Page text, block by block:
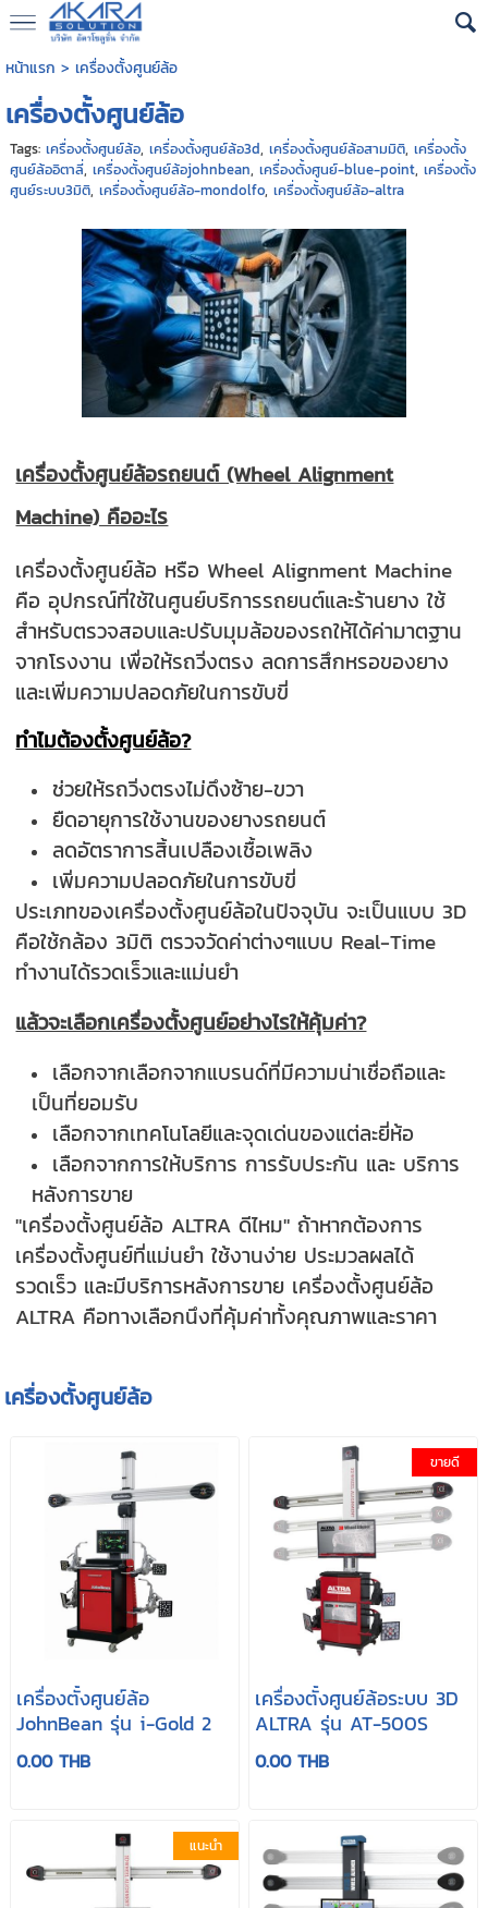
หน้าแรก > เครื่องตั้งศูนย์ล้อ
เครื่องตั้งศูนย์ล้อ
Tags: เครื่องตั้งศูนย์ล้อ, เครื่องตั้งศูนย์ล้อ3d, เครื่องตั้งศูนย์ล้อสามมิติ, เครื่องตั้ง
ศูนย์ล้ออิตาลี่, เครื่องตั้งศูนย์ล้อjohnbean, เครื่องตั้งศูนย์-blue-point, เครื่องตั้ง
ศูนย์ระบบ3มิติ, เครื่องตั้งศูนย์ล้อ-mondolfo, เครื่องตั้งศูนย์ล้อ-altra
เครื่องตั้งศูนย์ล้อรถยนต์ (Wheel Alignment
Machine) คืออะไร
เครื่องตั้งศูนย์ล้อ หรือ Wheel Alignment Machine
คือ อุปกรณ์ที่ใช้ในศูนย์บริการรถยนต์และร้านยาง ใช้
สำหรับตรวจสอบและปรับมุมล้อของรถให้ได้ค่ามาตฐาน
จากโรงงาน เพื่อให้รถวิ่งตรง ลดการสึกหรอของยาง
และเพิ่มความปลอดภัยในการขับขี่
ทำไมต้องตั้งศูนย์ล้อ?
ช่วยให้รถวิ่งตรงไม่ดึงซ้าย-ขวา
ยืดอายุการใช้งานของยางรถยนต์
ลดอัตราการสิ้นเปลืองเชื้อเพลิง
เพิ่มความปลอดภัยในการขับขี่
ประเภทของเครื่องตั้งศูนย์ล้อในปัจจุบัน จะเป็นแบบ 3D
คือใช้กล้อง 3มิติ ตรวจวัดค่าต่างๆแบบ Real-Time
ทำงานได้รวดเร็วและแม่นยำ
แล้วจะเลือกเครื่องตั้งศูนย์อย่างไรให้คุ้มค่า?
เลือกจากเลือกจากแบรนด์ที่มีความน่าเชื่อถือและ
เป็นที่ยอมรับ
เลือกจากเทคโนโลยีและจุดเด่นของแต่ละยี่ห้อ
เลือกจากการให้บริการ การรับประกัน และ บริการ
หลังการขาย
"เครื่องตั้งศูนย์ล้อ ALTRA ดีไหม" ถ้าหากต้องการ
เครื่องตั้งศูนย์ที่แม่นยำ ใช้งานง่าย ประมวลผลได้
รวดเร็ว และมีบริการหลังการขาย เครื่องตั้งศูนย์ล้อ
ALTRA คือทางเลือกนึงที่คุ้มค่าทั้งคุณภาพและราคา
เครื่องตั้งศูนย์ล้อ
เครื่องตั้งศูนย์ล้อ
JohnBean รุ่น i-Gold 2
0.00 THB
ขายดี
เครื่องตั้งศูนย์ล้อระบบ 3D
ALTRA รุ่น AT-500S
0.00 THB
แนะนำ